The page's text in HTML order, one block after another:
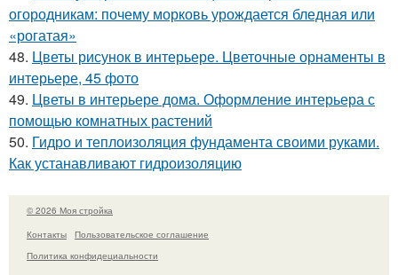
огородникам: почему морковь урождается бледная или
«рогатая»
48. Цветы рисунок в интерьере. Цветочные орнаменты в
интерьере, 45 фото
49. Цветы в интерьере дома. Оформление интерьера с
помощью комнатных растений
50. Гидро и теплоизоляция фундамента своими руками.
Как устанавливают гидроизоляцию
© 2026 Моя стройка
Контакты
Пользовательское соглашение
Политика конфидециальности